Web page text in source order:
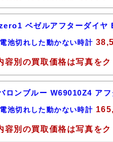
ベゼルアフターダイヤ
池切れした動かない時計
容別の買取価格は写真を
ロンブルー W69010Z4 ア
池切れした動かない時計
容別の買取価格は写真を